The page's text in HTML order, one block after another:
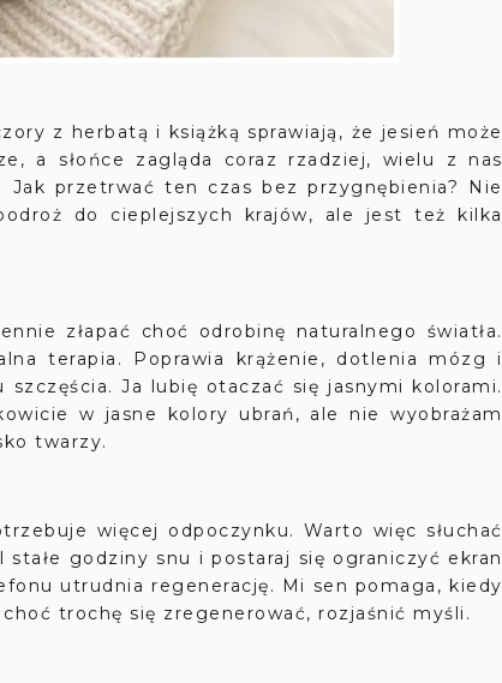
i książką sprawiają, że jesień może
a słońce zagląda coraz rzadziej, wielu z nas
przetrwać ten czas bez przygnębienia? Nie
do cieplejszych krajów, ale jest też kilka
złapać choć odrobinę naturalnego światła.
terapia. Poprawia krążenie, dotlenia mózg i
Ja lubię otaczać się jasnymi kolorami.
w jasne kolory ubrań, ale nie wyobrażam
twarzy.
więcej odpoczynku. Warto więc słuchać
godziny snu i postaraj się ograniczyć ekran
utrudnia regenerację. Mi sen pomaga, kiedy
trochę się zregenerować, rozjaśnić myśli.